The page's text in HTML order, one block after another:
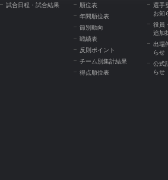
試合日程・試合結果
順位表
年間順位表
節別動向
戦績表
反則ポイント
チーム別集計結果
得点順位表
選手
お知
役員
追加
出場
らせ
公式
らせ